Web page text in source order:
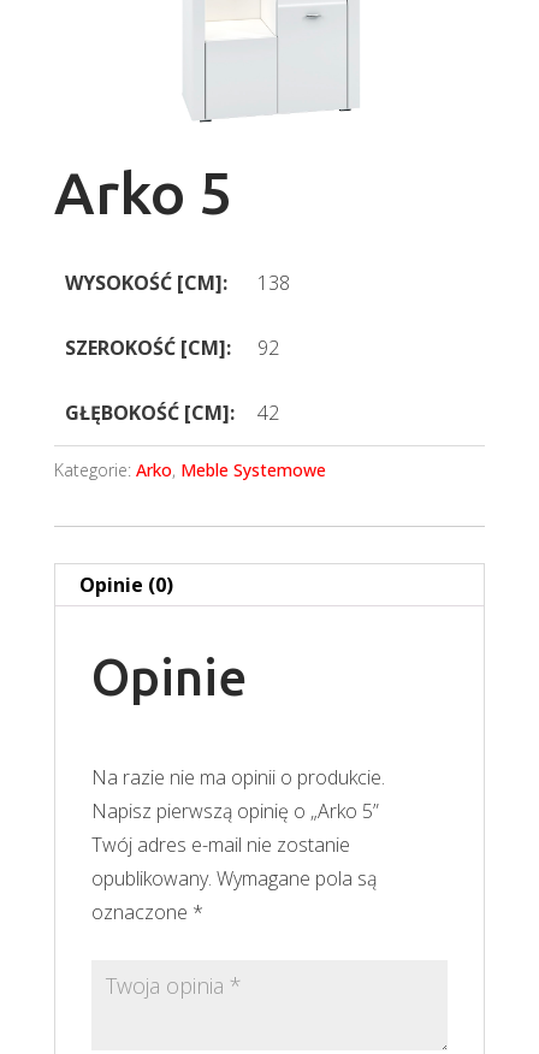
Arko 5
WYSOKOŚĆ [CM]: 138
SZEROKOŚĆ [CM]: 92
GŁĘBOKOŚĆ [CM]: 42
Kategorie: Arko, Meble Systemowe
Opinie (0)
Opinie
Na razie nie ma opinii o produkcie.
Napisz pierwszą opinię o „Arko 5”
Twój adres e-mail nie zostanie
opublikowany. Wymagane pola są
oznaczone *